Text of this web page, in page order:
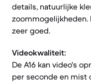
details, natuurlijke
zeer goed.
Videokwaliteit:
De A16 kan video's
per seconde en mist